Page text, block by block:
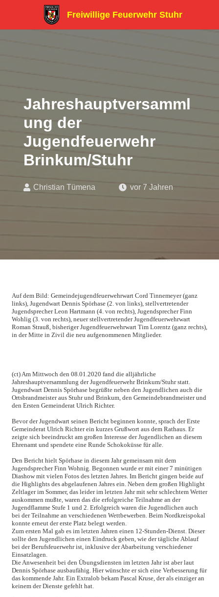
Freiwillige Feuerwehr Stuhr
Jahreshauptversamml
ung der
Jugendfeuerwehr
Brinkum/Stuhr
Christian Tümena vor 7 Jahren
Auf dem Bild: Gemeindejugendfeuerwehrwart Cord Tinnemeyer (ganz
links), Jugendwart Dennis Spörhase (2. von links), stellvertretender
Jugendsprecher Leon Hartmann (4. von rechts), Jugendsprecher Finn
Wohlig (3. von rechts), neuer stellvertretender Jugendfeuerwehrwart
Roman Strauß, bisheriger Jugendfeuerwehrwart Tim Lorentz (ganz rechts),
in der Mitte in Zivil die neu aufgenommenen Mitglieder.
(ct) Am Mittwoch den 08.01.2020 fand die alljährliche
Jahreshauptversammlung der Jugendfeuerwehr Brinkum/Stuhr statt.
Jugendwart Dennis Spörhase begrüßte neben den Jugendlichen auch die
Ortsbrandmeister aus Stuhr und Brinkum, den Gemeindebrandmeister und
den Ersten Gemeinderat Ulrich Richter.
Bevor der Jugendwart seinen Bericht beginnen konnte, sprach der Erste
Gemeinderat Ulrich Richter ein kurzes Grußwort aus dem Rathaus. Er
zeigte sich beeindruckt am großen Interesse der Jugendlichen an diesem
Ehrenamt und spendete eine Runde Schokoküsse für alle.
Den Bericht hielt Spörhase in diesem Jahr gemeinsam mit dem
Jugendsprecher Finn Wohnig. Begonnen wurde er mit einer 7 minütigen
Diashow mit vielen Fotos des letzten Jahres. Im Bericht gingen beide auf
die Highlights des abgelaufenen Jahres ein. Neben dem großen Highlight
Zeltlager im Sommer, das leider im letzten Jahr mit sehr schlechtem Wetter
auskommen mußte, waren das die erfolgreiche Teilnahme an der
Jugendflamme Stufe 1 und 2. Erfolgreich waren die Jugendlichen auch
bei der Teilnahme an verschiedenen Wettbewerben. Beim Nordkreispokal
konnte erneut der erste Platz belegt werden.
Zum ersten Mal gab es im letzten Jahren einen 12-Stunden-Dienst. Dieser
sollte den Jugendlichen einen Eindruck geben, wie der tägliche Ablauf
bei der Berufsfeuerwehr ist, inklusive der Abarbeitung verschiedener
Einsatzlagen.
Die Anwesenheit bei den Übungsdiensten im letzten Jahr ist aber laut
Dennis Spörhase ausbaufähig. Hier wünschte er sich eine Verbesserung für
das kommende Jahr. Ein Extralob bekam Pascal Kruse, der als einziger an
keinem der Dienste gefehlt hat.